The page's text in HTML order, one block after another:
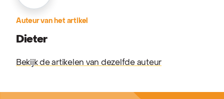
Auteur van het artikel
Dieter
Bekijk de artikelen van dezelfde auteur